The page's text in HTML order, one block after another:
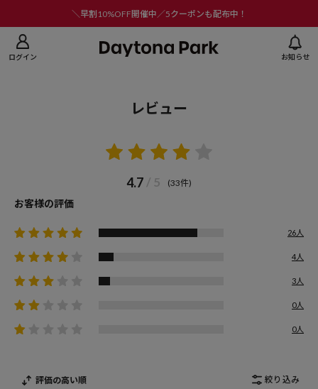
＼早割10%OFF開催中／5クーポンも配布中！
ログイン お知らせ
レビュー
4.7 / 5 (33件)
お客様の評価
26人
4人
3人
0人
0人
評価の高い順 絞り込み